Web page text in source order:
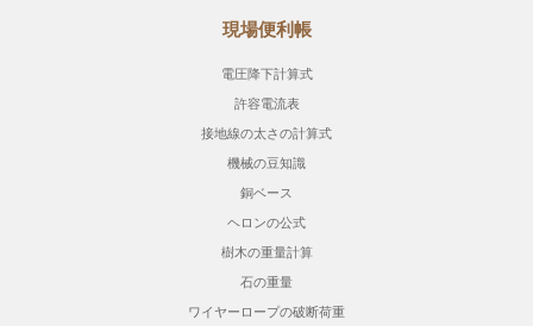
現場便利帳
電圧降下計算式
許容電流表
接地線の太さの計算式
機械の豆知識
銅ベース
ヘロンの公式
樹木の重量計算
石の重量
ワイヤーロープの破断荷重